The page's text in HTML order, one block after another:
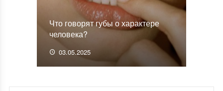
Что говорят губы о характере
человека?
03.05.2025